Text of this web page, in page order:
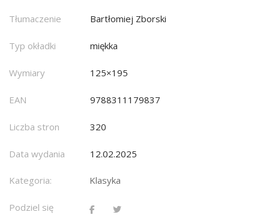
Tłumaczenie Bartłomiej Zborski
Typ okładki miękka
Wymiary 125×195
EAN 9788311179837
Liczba stron 320
Data wydania 12.02.2025
Kategoria: Klasyka
Podziel się